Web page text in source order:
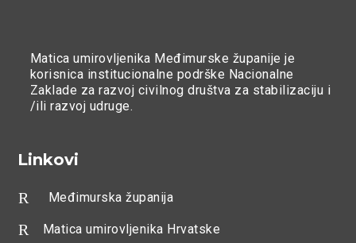
Matica umirovljenika Međimurske županije je
korisnica institucionalne podrške Nacionalne
Zaklade za razvoj civilnog društva za stabilizaciju i
/ili razvoj udruge.
Linkovi
R Međimurska županija
R Matica umirovljenika Hrvatske